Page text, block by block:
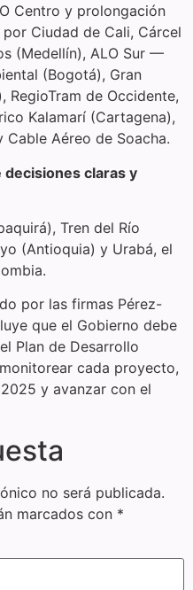
Centro y prolongación
Ciudad de Cali, Cárcel
(Medellín), ALO Sur —
(Bogotá), Gran
RegioTram de Occidente,
Kalamarí (Cartagena),
Cable Aéreo de Soacha.
claras y
Tren del Río
(Antioquia) y Urabá, el
por las firmas Pérez-
que el Gobierno debe
Plan de Desarrollo
cada proyecto,
y avanzar con el
no será publicada.
marcados con *